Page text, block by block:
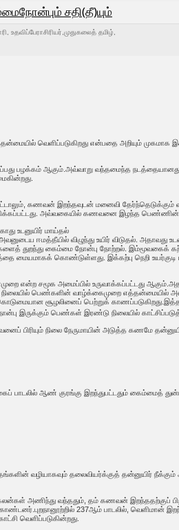
சதி(தீ)யும்
உதவிப்பேராசிரியர்,முதுகலைத் தமிழ்,
வெளிப்படுகிறது என்பதை அறியும் முகமாக
பழக்கம் ஆகும்.அவ்வாறு வந்தமைந்த நடத்தையானது
கணவன் இறந்தவுடன் மனைவி
அவ்வகையில் கணவனை இழந்த பெண்ணின்
உடனுயிர் மாய்தல்
ஈமத்தீயில் விழுந்து உயிர் விடுதல். அதாவது
துறந்து கைம்மை நோன்பு நோற்றல். இம்மூவகைக்
மையமாகக் கொண்டுள்ளது. இக்கற்பு நெறி
என்ற சமூக அமைப்பில் உருவாக்கப்பட்டது
பெண்களின் வாழ்க்கைமுறை எத்தன்மையில்
சூழலினைப் பெற்றுக்
இருக்கும் பெண்கள் இரண்டு நிலையில்
நிலை நேருமாயின் அடுத்த கணமே தன்னுயிர்
பாடலில் ஆண் குரங்கு இறந்துபட்டதும் கைம்மைத்
வழியாகவும் தலைவியர்க்குத் தன்னுயிர்
அணிந்து வந்ததும், தம் கணவன்
237ஆம் பாடலில், வெளிமான்
வெளிப்படுகின்றது.